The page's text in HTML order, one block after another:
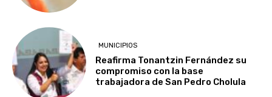
MUNICIPIOS
Reafirma Tonantzin Fernández su
compromiso con la base
trabajadora de San Pedro Cholula